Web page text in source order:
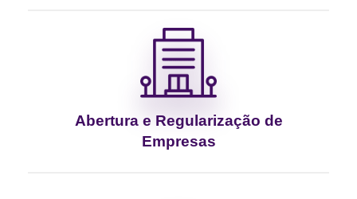
Abertura e Regularização de
Empresas